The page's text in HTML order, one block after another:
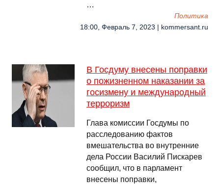
…
Политика
18:00, Февраль 7, 2023 | kommersant.ru
В Госдуму внесены поправки
о пожизненном наказании за
госизмену и международный
терроризм
Глава комиссии Госдумы по
расследованию фактов
вмешательства во внутренние
дела России Василий Пискарев
сообщил, что в парламент
внесены поправки,